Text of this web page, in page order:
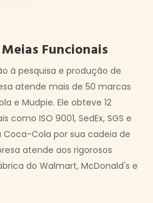
Funcionais
à pesquisa e produção de
atende mais de 50 marcas
e Mudpie. Ele obteve 12
ISO 9001, SedEx, SGS e
Coca-Cola por sua cadeia de
atende aos rigorosos
do Walmart, McDonald's e